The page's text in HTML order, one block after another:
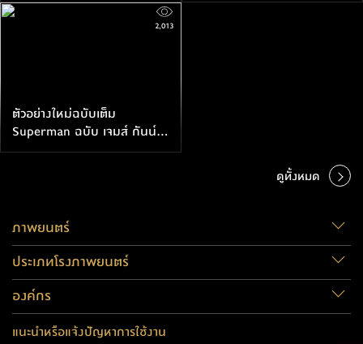
ตัวอย่างใหม่ฉบับเต็ม
Superman ฉบับ เจมส์ กันน์
นับถอยหลังการเข้าฉายอีกอึดใจ
2,013
ดูทั้งหมด
ภาพยนตร์
ประเภทโรงภาพยนตร์
องค์กร
แนะนำหรือแจ้งปัญหาการใช้งาน